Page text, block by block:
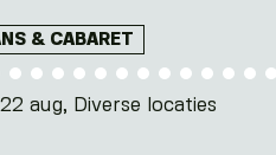
& CABARET
aug, Diverse locaties